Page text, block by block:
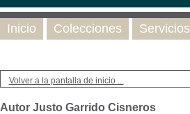
Volver a la pantalla de inicio ...
Autor Justo Garrido Cisneros
Inicio Colecciones Servicios